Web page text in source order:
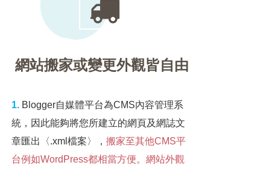
網站搬家或變更外觀皆自由
1.Blogger自媒體平台為CMS內容管理系
統，因此能夠將您所建立的網頁及網誌文
章匯出〈.xml檔案〉， 搬家至其他CMS平
台例如WordPress都相當方便。網站外觀